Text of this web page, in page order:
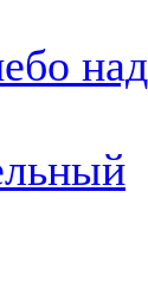
над